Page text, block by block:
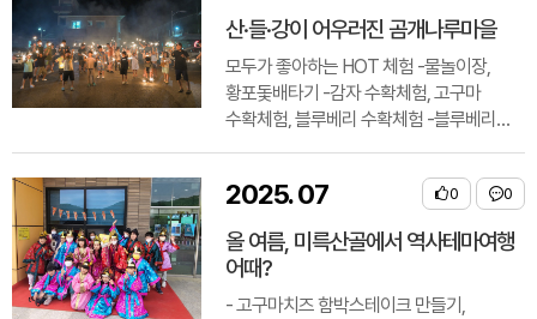
산·들·강이 어우러진 곰개나루마을
모두가 좋아하는 HOT 체험 -물놀이장,
황포돛배타기 -감자 수확체험, 고구마
수확체험, 블루베리 수확체험 -블루베리
0
2025.07
올 여름, 미륵산골에서 역사테마여행
어때?
- 고구마치즈 함박스테이크 만들기,
0